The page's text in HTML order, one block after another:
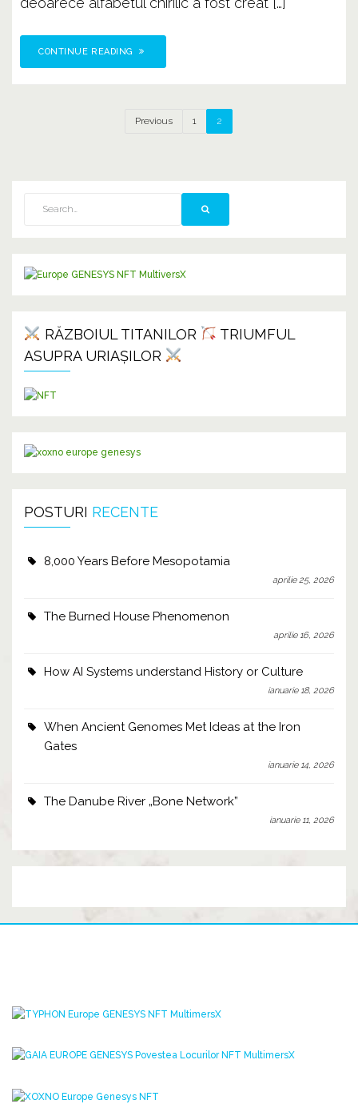
CONTINUE READING
Previous 1 2
RĂZBOIUL TITANILOR
TRIUMFUL
ASUPRA URIAȘILOR
POSTURI RECENTE
8,000 Years Before Mesopotamia
aprilie 25, 2026
The Burned House Phenomenon
aprilie 16, 2026
How AI Systems understand History or Culture
ianuarie 18, 2026
When Ancient Genomes Met Ideas at the Iron
Gates
ianuarie 14, 2026
The Danube River „Bone Network”
ianuarie 11, 2026